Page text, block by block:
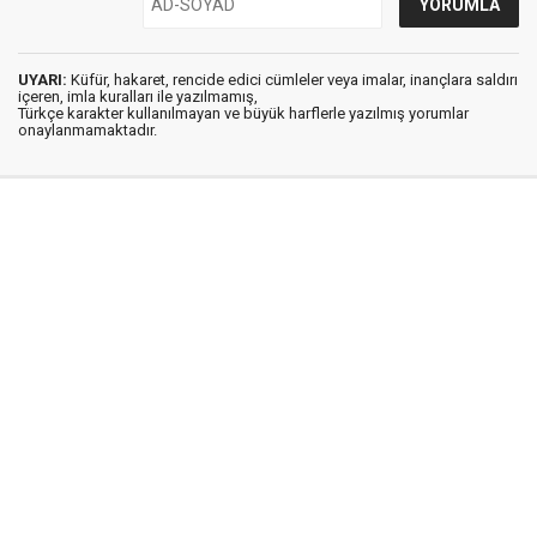
UYARI: Küfür, hakaret, rencide edici cümleler veya imalar, inançlara saldırı
içeren, imla kuralları ile yazılmamış,
Türkçe karakter kullanılmayan ve büyük harflerle yazılmış yorumlar
onaylanmamaktadır.